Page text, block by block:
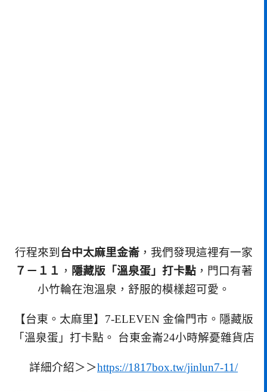
行程來到 台中太麻里金崙，我們發現這裡有一家
７－１１ ， 隱藏版「溫泉蛋」打卡點，門口有著
小竹輪在泡溫泉，舒服的模樣超可愛。
【台東。太麻里】7-ELEVEN 金倫門市。隱藏版
「溫泉蛋」打卡點。 台東金崙24小時解憂雜貨店
詳細介紹＞＞https://1817box.tw/jinlun7-11/